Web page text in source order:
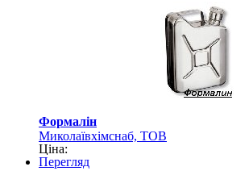
Формалін
Миколаївхімснаб, ТОВ
Ціна:
Перегляд